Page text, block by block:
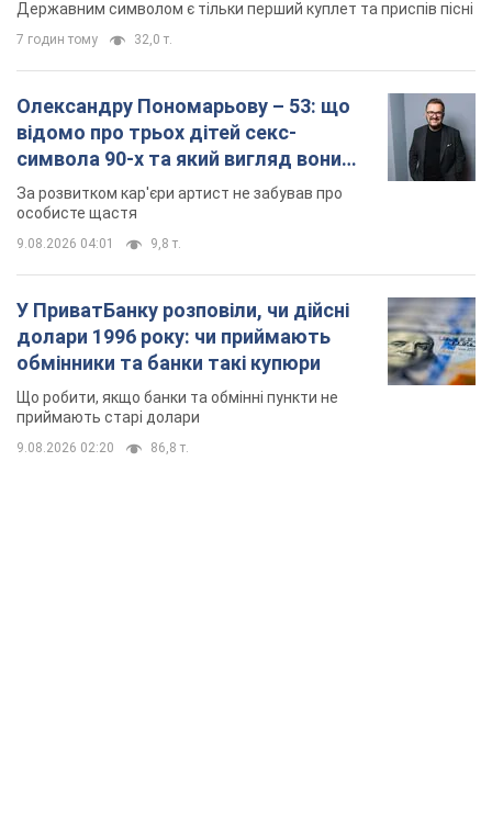
У ПриватБанку розповіли, чи дійсні
долари 1996 року: чи приймають
обмінники та банки такі купюри
Що робити, якщо банки та обмінні пункти не
приймають старі долари
9.08.2026 02:20 86,8 т.